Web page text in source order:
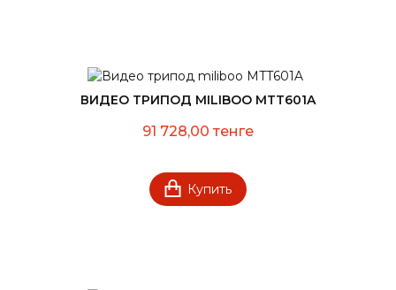
ВИДЕО ТРИПОД MILIBOO MTT601A
91 728,00 тенге
Купить